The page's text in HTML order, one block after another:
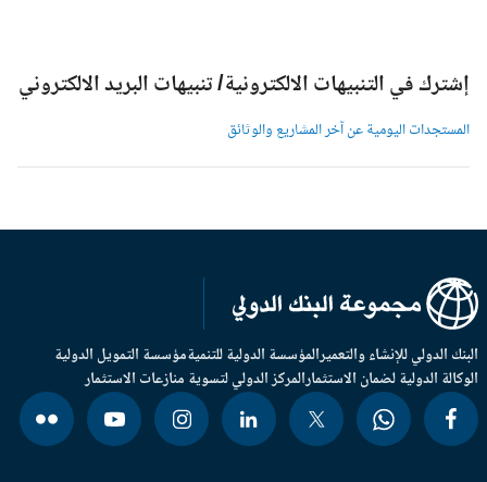
إشترك في التنبيهات الالكترونية/ تنبيهات البريد الالكتروني
المستجدات اليومية عن آخر المشاريع والوثائق
الدولي للإنشاء والتعميرالمؤسسة الدولية للتنميةمؤسسة التمويل الدولية
الدولية لضمان الاستثمارالمركز الدولي لتسوية منازعات الاستثمار